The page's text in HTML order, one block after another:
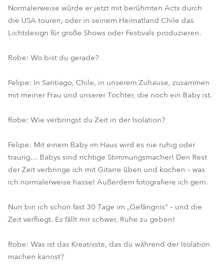
Normalerweise würde er jetzt mit berühmten Acts durch
die USA touren, oder in seinem Heimatland Chile das
Lichtdesign für große Shows oder Festivals produzieren.
Robe: Wo bist du gerade?
Felipe: In Santiago, Chile, in unserem Zuhause, zusammen
mit meiner Frau und unserer Tochter, die noch ein Baby ist.
Robe: Wie verbringst du Zeit in der Isolation?
Felipe: Mit einem Baby im Haus wird es nie ruhig oder
traurig… Babys sind richtige Stimmungsmacher! Den Rest
der Zeit verbringe ich mit Gitarre üben und kochen – was
ich normalerweise hasse! Außerdem fotografiere ich gern.
Nun bin ich schon fast 30 Tage im „Gefängnis“ – und die
Zeit verfliegt. Es fällt mir schwer, Ruhe zu geben!
Robe: Was ist das Kreativste, das du während der Isolation
machen kannst?